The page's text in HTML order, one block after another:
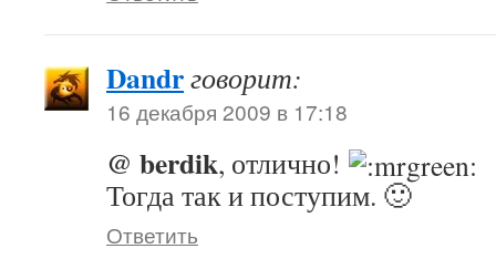
Dandrговорит:
16 декабря 2009 в 17:18
@ berdik, отлично!
Тогда так и поступим. 🙂
Ответить